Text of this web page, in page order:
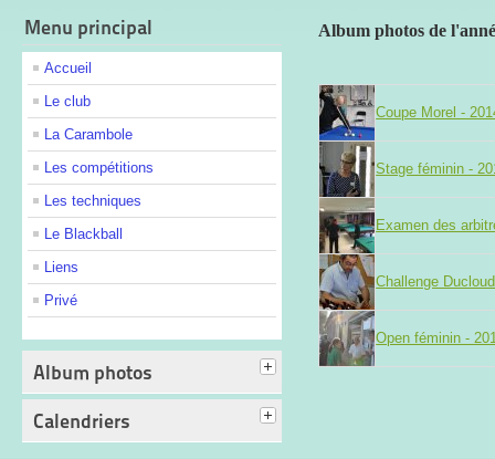
Menu principal
Accueil
Le club
La Carambole
Les compétitions
Les techniques
Le Blackball
Liens
Privé
Album photos
Calendriers
Album photos de
Coupe Morel -
Stage féminin -
Examen des
Challenge
Open féminin -